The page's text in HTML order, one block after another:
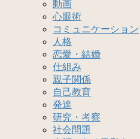
動画
心眼術
コミュニケーション
人格
恋愛・結婚
仕組み
親子関係
自己教育
発達
研究・考察
社会問題